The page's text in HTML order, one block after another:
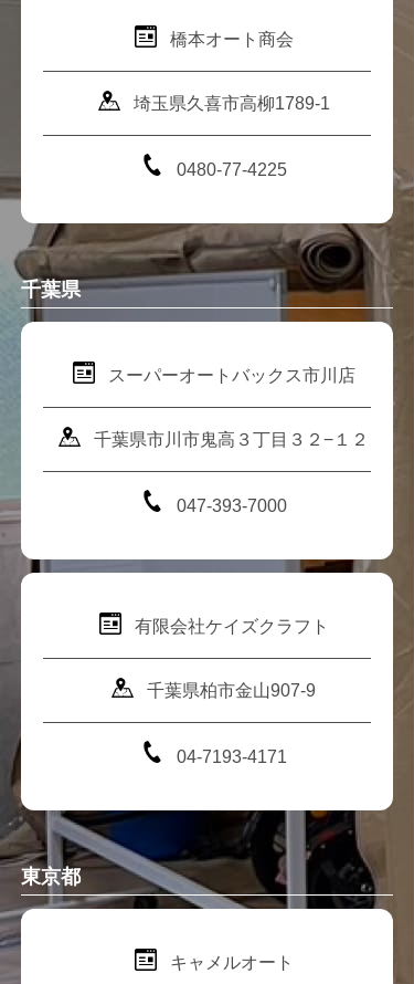
橋本オート商会
埼玉県久喜市高柳1789-1
0480-77-4225
千葉県
スーパーオートバックス市川店
千葉県市川市鬼高３丁目３２−１２
047-393-7000
有限会社ケイズクラフト
千葉県柏市金山907-9
04-7193-4171
東京都
キャメルオート